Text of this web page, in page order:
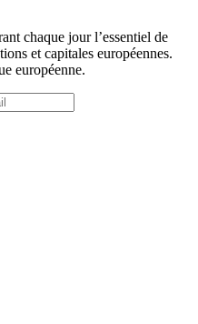
chaque jour l’essentiel de
et capitales européennes.
européenne.